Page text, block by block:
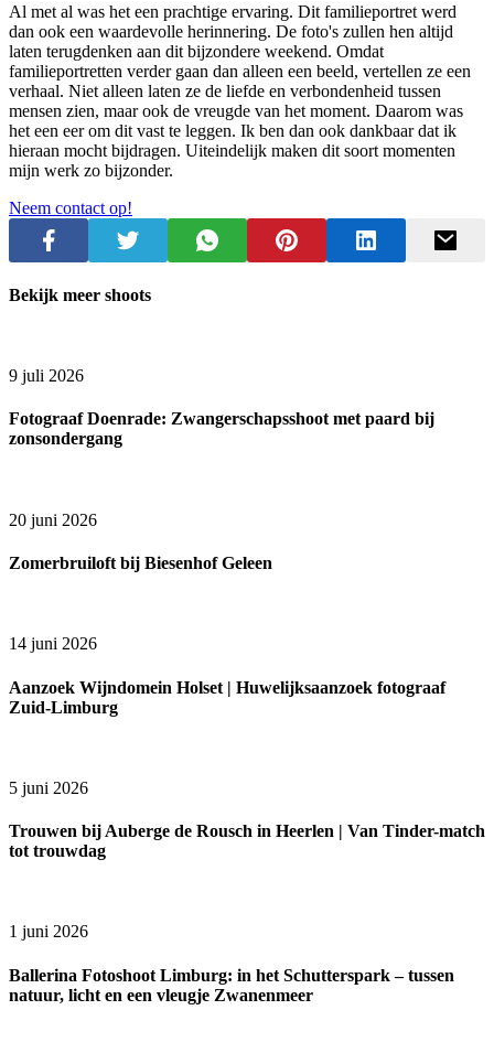
Al met al was het een prachtige ervaring. Dit familieportret werd
dan ook een waardevolle herinnering. De foto's zullen hen altijd
laten terugdenken aan dit bijzondere weekend. Omdat
familieportretten verder gaan dan alleen een beeld, vertellen ze een
verhaal. Niet alleen laten ze de liefde en verbondenheid tussen
mensen zien, maar ook de vreugde van het moment. Daarom was
het een eer om dit vast te leggen. Ik ben dan ook dankbaar dat ik
hieraan mocht bijdragen. Uiteindelijk maken dit soort momenten
mijn werk zo bijzonder.
Neem contact op!
Bekijk meer shoots
9 juli 2026
Fotograaf Doenrade: Zwangerschapsshoot met paard bij
zonsondergang
20 juni 2026
Zomerbruiloft bij Biesenhof Geleen
14 juni 2026
Aanzoek Wijndomein Holset | Huwelijksaanzoek fotograaf
Zuid-Limburg
5 juni 2026
Trouwen bij Auberge de Rousch in Heerlen | Van Tinder-match
tot trouwdag
1 juni 2026
Ballerina Fotoshoot Limburg: in het Schutterspark – tussen
natuur, licht en een vleugje Zwanenmeer